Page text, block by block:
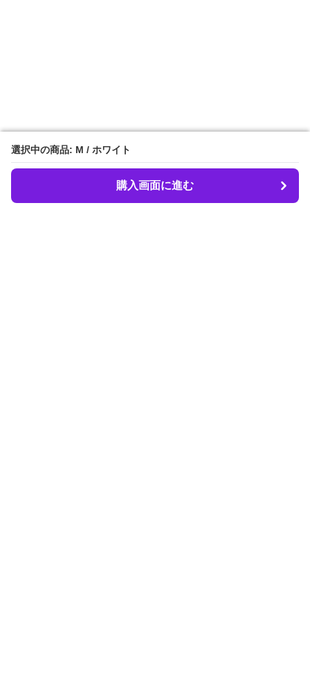
選択中の商品: M / ホワイト
購入画面に進む
選択中の商品: M / ホワイト
購入画面に進む